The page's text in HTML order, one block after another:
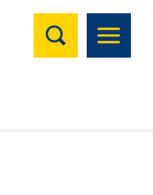
Suchen